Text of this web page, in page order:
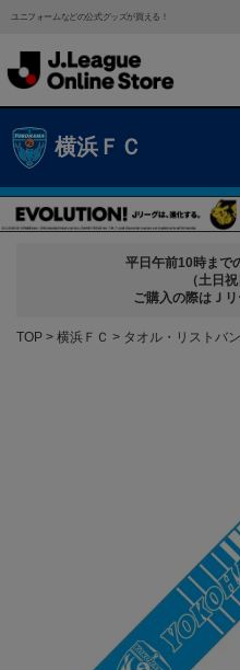
ユニフォームなどの公式グッズが買える！
横浜ＦＣ
平日午前10時まで
（土日
ご購入の際はＪリ
TOP 横浜ＦＣ タオル・リストバ